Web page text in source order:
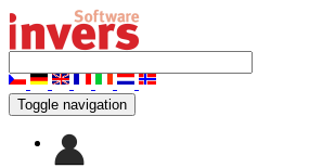
Toggle navigation